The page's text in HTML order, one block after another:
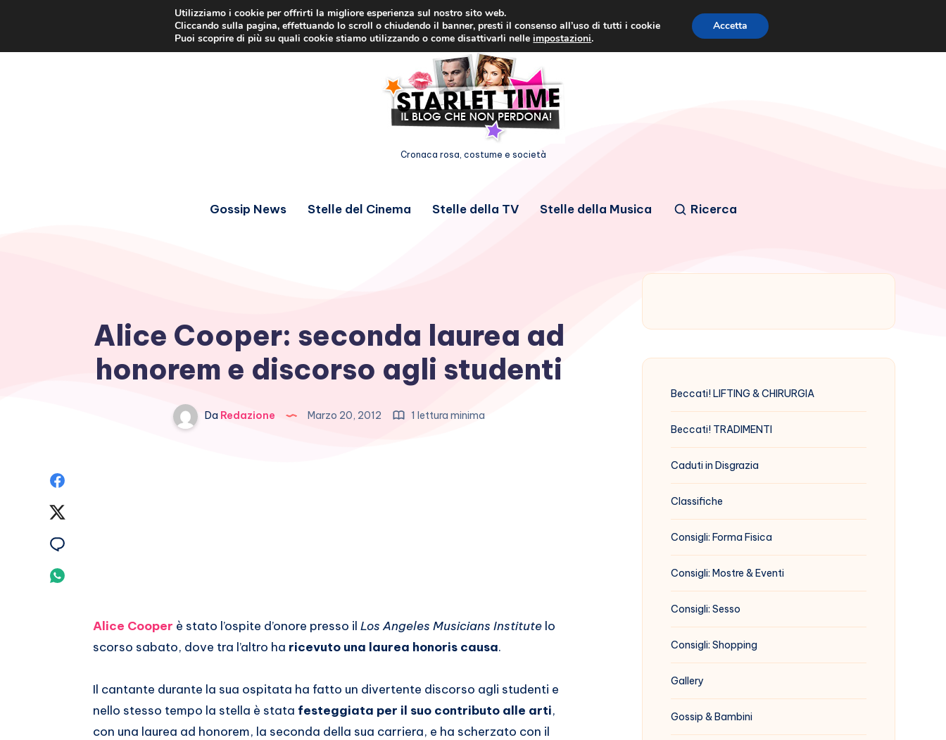
Cronaca rosa, costume e società
Gossip News Stelle del Cinema Stelle della TV Stelle della Musica Ricerca
Alice Cooper: seconda laurea ad
honorem e discorso agli studenti
Da Redazione Marzo 20, 2012 1 lettura minima
Whatsapp
Alice Cooper è stato l’ospite d’onore presso il Los Angeles Musicians Institute lo
scorso sabato, dove tra l’altro ha ricevuto una laurea honoris causa.
Il cantante durante la sua ospitata ha fatto un divertente discorso agli studenti e
nello stesso tempo la stella è stata festeggiata per il suo contributo alle arti,
con una laurea ad honorem, la seconda della sua carriera, e ha scherzato con il
Beccati! LIFTING & CHIRURGIA
Beccati! TRADIMENTI
Caduti in Disgrazia
Classifiche
Consigli: Forma Fisica
Consigli: Mostre & Eventi
Consigli: Sesso
Consigli: Shopping
Gallery
Gossip & Bambini
Utilizziamo i cookie per offrirti la migliore esperienza sul nostro sito web.
Cliccando sulla pagina, effettuando lo scroll o chiudendo il banner, presti il consenso all’uso di tutti i cookie
Puoi scoprire di più su quali cookie stiamo utilizzando o come disattivarli nelleimpostazioni.
Accetta